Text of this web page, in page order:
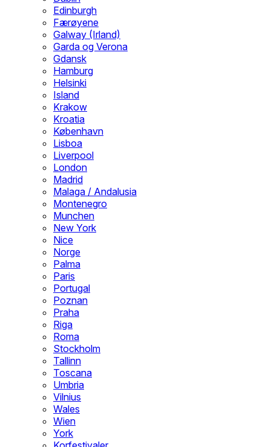
Edinburgh
Færøyene
Galway (Irland)
Garda og Verona
Gdansk
Hamburg
Helsinki
Island
Krakow
Kroatia
København
Lisboa
Liverpool
London
Madrid
Malaga / Andalusia
Montenegro
Munchen
New York
Nice
Norge
Palma
Paris
Portugal
Poznan
Praha
Riga
Roma
Stockholm
Tallinn
Toscana
Umbria
Vilnius
Wales
Wien
York